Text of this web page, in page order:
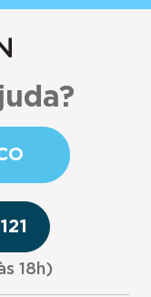
18h)